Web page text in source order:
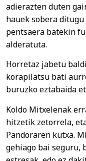
adierazten duten
hauek sobera
pentsaera batekin
alderatuta.
Horretaz jabetu
korapilatsu bati
buruzko eztabaida
Koldo Mitxelenak
hitzetik zetorrela,
Pandoraren kutxa.
gehiago bai seguru,